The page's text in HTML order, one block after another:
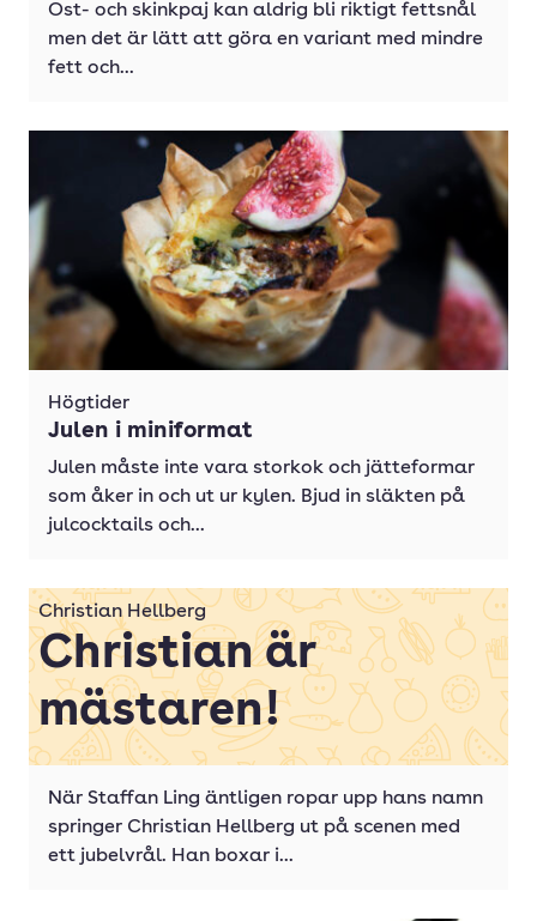
Ost- och skinkpaj kan aldrig bli riktigt fettsnål
men det är lätt att göra en variant med mindre
fett och...
Högtider
Julen i miniformat
Julen måste inte vara storkok och jätteformar
som åker in och ut ur kylen. Bjud in släkten på
julcocktails och...
Christian Hellberg
Christian är
mästaren!
När Staffan Ling äntligen ropar upp hans namn
springer Christian Hellberg ut på scenen med
ett jubelvrål. Han boxar i...